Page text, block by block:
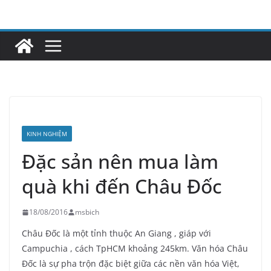
content
KINH NGHIỆM
Đặc sản nên mua làm
quà khi đến Châu Đốc
18/08/2016 msbich
Châu Đốc là một tỉnh thuộc An Giang , giáp với
Campuchia , cách TpHCM khoảng 245km. Văn hóa Châu
Đốc là sự pha trộn đặc biệt giữa các nền văn hóa Việt,